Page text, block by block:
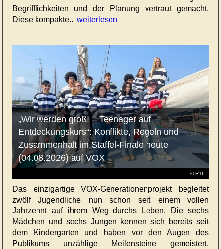
Begrifflichkeiten und der Planung vertraut gemacht.
Diese kompakte... weiterlesen
©RTL
„Wir werden groß! – Teenager auf
Entdeckungskurs“: Konflikte, Regeln und
Zusammenhalt im Staffel-Finale heute
(04.08.2026) auf VOX
Das einzigartige VOX-Generationenprojekt begleitet
zwölf Jugendliche nun schon seit einem vollen
Jahrzehnt auf ihrem Weg durchs Leben. Die sechs
Mädchen und sechs Jungen kennen sich bereits seit
dem Kindergarten und haben vor den Augen des
Publikums unzählige Meilensteine gemeistert.